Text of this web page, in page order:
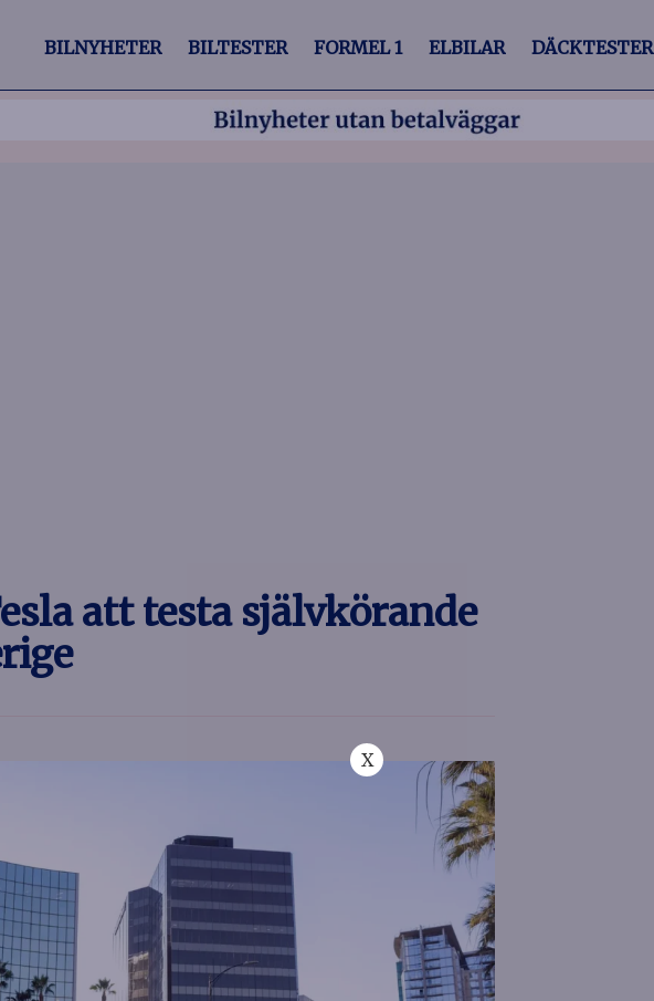
X
BILNYHETER BILTESTER FORMEL 1 ELBILAR DÄCKTESTER
att testa självkörande